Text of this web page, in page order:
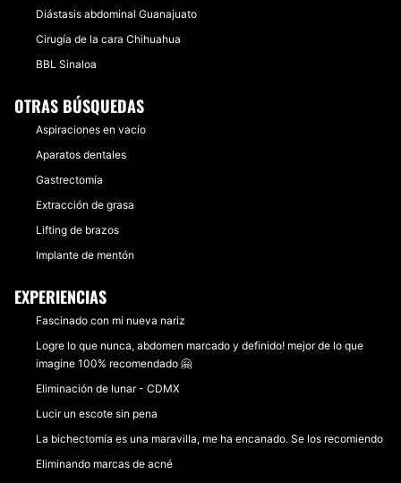
Diástasis abdominal Guanajuato
Cirugía de la cara Chihuahua
BBL Sinaloa
OTRAS BÚSQUEDAS
Aspiraciones en vacío
Aparatos dentales
Gastrectomía
Extracción de grasa
Lifting de brazos
Implante de mentón
EXPERIENCIAS
Fascinado con mi nueva nariz
Logre lo que nunca, abdomen marcado y definido! mejor de lo que
imagine 100% recomendado 🤗
Eliminación de lunar - CDMX
Lucir un escote sin pena
La bichectomía es una maravilla, me ha encanado. Se los recomiendo
Eliminando marcas de acné